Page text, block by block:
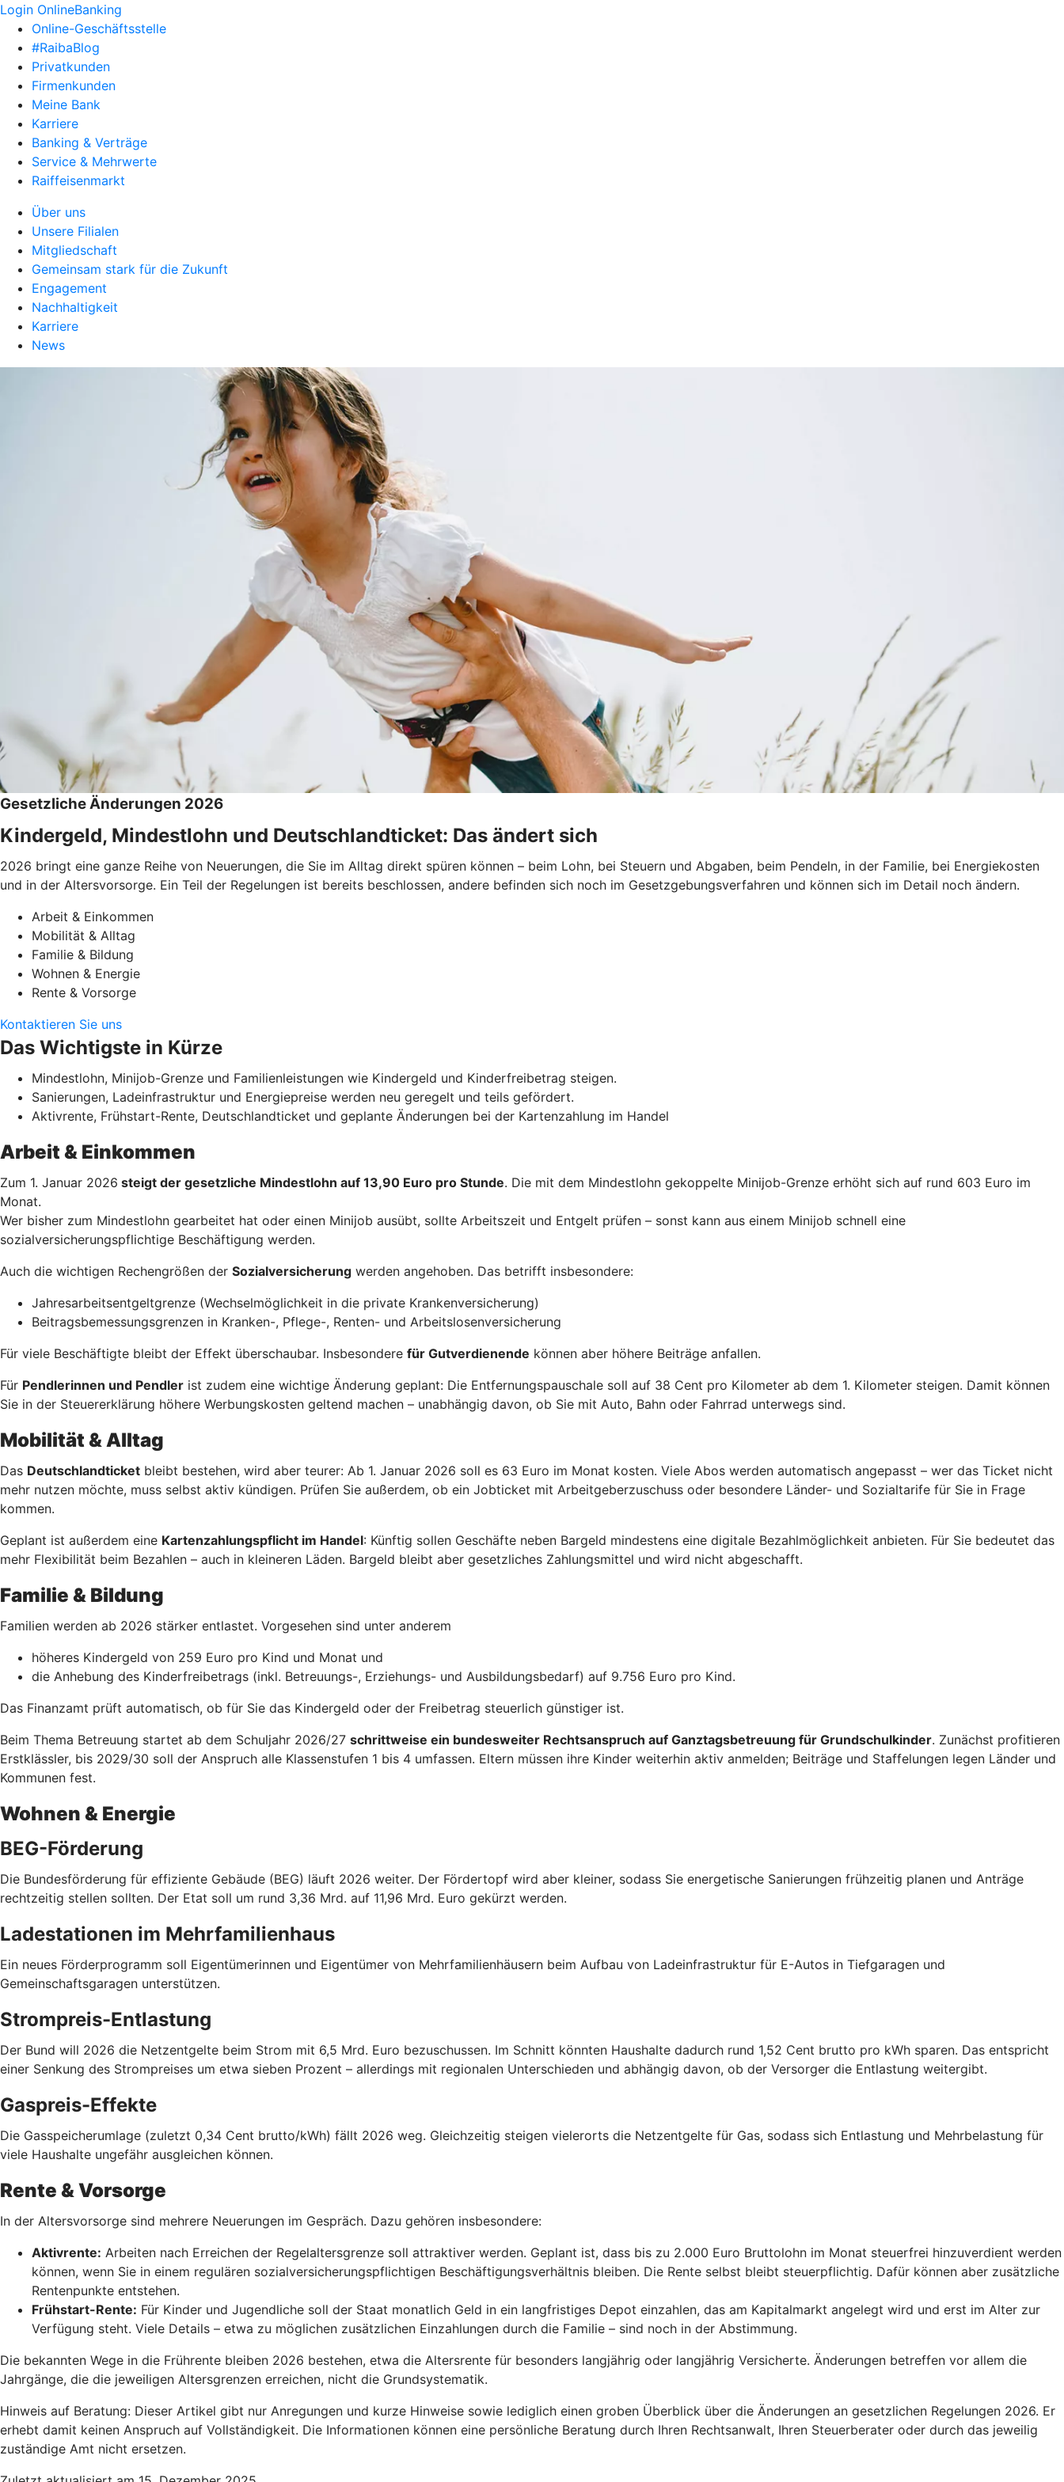
Login OnlineBanking
Online-Geschäftsstelle
#RaibaBlog
Privatkunden
Firmenkunden
Meine Bank
Karriere
Banking & Verträge
Service & Mehrwerte
Raiffeisenmarkt
Über uns
Unsere Filialen
Mitgliedschaft
Gemeinsam stark für die Zukunft
Engagement
Nachhaltigkeit
Karriere
News
Gesetzliche Änderungen 2026
Kindergeld, Mindestlohn und Deutschlandticket: Das ändert sich
2026 bringt eine ganze Reihe von Neuerungen, die Sie im Alltag direkt spüren können – beim Lohn, bei Steuern und Abgaben, beim Pendeln, in der Familie, bei Energiekosten
und in der Altersvorsorge. Ein Teil der Regelungen ist bereits beschlossen, andere befinden sich noch im Gesetzgebungsverfahren und können sich im Detail noch ändern.
Arbeit & Einkommen
Mobilität & Alltag
Familie & Bildung
Wohnen & Energie
Rente & Vorsorge
Kontaktieren Sie uns
Das Wichtigste in Kürze
Mindestlohn, Minijob-Grenze und Familienleistungen wie Kindergeld und Kinderfreibetrag steigen.
Sanierungen, Ladeinfrastruktur und Energiepreise werden neu geregelt und teils gefördert.
Aktivrente, Frühstart-Rente, Deutschlandticket und geplante Änderungen bei der Kartenzahlung im Handel
Arbeit & Einkommen
Zum 1. Januar 2026 steigt der gesetzliche Mindestlohn auf 13,90 Euro pro Stunde. Die mit dem Mindestlohn gekoppelte Minijob-Grenze erhöht sich auf rund 603 Euro im
Monat.
Wer bisher zum Mindestlohn gearbeitet hat oder einen Minijob ausübt, sollte Arbeitszeit und Entgelt prüfen – sonst kann aus einem Minijob schnell eine
sozialversicherungspflichtige Beschäftigung werden.
Auch die wichtigen Rechengrößen der Sozialversicherung werden angehoben. Das betrifft insbesondere:
Jahresarbeitsentgeltgrenze (Wechselmöglichkeit in die private Krankenversicherung)
Beitragsbemessungsgrenzen in Kranken-, Pflege-, Renten- und Arbeitslosenversicherung
Für viele Beschäftigte bleibt der Effekt überschaubar. Insbesondere für Gutverdienende können aber höhere Beiträge anfallen.
Für Pendlerinnen und Pendler ist zudem eine wichtige Änderung geplant: Die Entfernungspauschale soll auf 38 Cent pro Kilometer ab dem 1. Kilometer steigen. Damit können
Sie in der Steuererklärung höhere Werbungskosten geltend machen – unabhängig davon, ob Sie mit Auto, Bahn oder Fahrrad unterwegs sind.
Mobilität & Alltag
Das Deutschlandticket bleibt bestehen, wird aber teurer: Ab 1. Januar 2026 soll es 63 Euro im Monat kosten. Viele Abos werden automatisch angepasst – wer das Ticket nicht
mehr nutzen möchte, muss selbst aktiv kündigen. Prüfen Sie außerdem, ob ein Jobticket mit Arbeitgeberzuschuss oder besondere Länder- und Sozialtarife für Sie in Frage
kommen.
Geplant ist außerdem eine Kartenzahlungspflicht im Handel: Künftig sollen Geschäfte neben Bargeld mindestens eine digitale Bezahlmöglichkeit anbieten. Für Sie bedeutet das
mehr Flexibilität beim Bezahlen – auch in kleineren Läden. Bargeld bleibt aber gesetzliches Zahlungsmittel und wird nicht abgeschafft.
Familie & Bildung
Familien werden ab 2026 stärker entlastet. Vorgesehen sind unter anderem
höheres Kindergeld von 259 Euro pro Kind und Monat und
die Anhebung des Kinderfreibetrags (inkl. Betreuungs-, Erziehungs- und Ausbildungsbedarf) auf 9.756 Euro pro Kind.
Das Finanzamt prüft automatisch, ob für Sie das Kindergeld oder der Freibetrag steuerlich günstiger ist.
Beim Thema Betreuung startet ab dem Schuljahr 2026/27 schrittweise ein bundesweiter Rechtsanspruch auf Ganztagsbetreuung für Grundschulkinder. Zunächst profitieren
Erstklässler, bis 2029/30 soll der Anspruch alle Klassenstufen 1 bis 4 umfassen. Eltern müssen ihre Kinder weiterhin aktiv anmelden; Beiträge und Staffelungen legen Länder und
Kommunen fest.
Wohnen & Energie
BEG-Förderung
Die Bundesförderung für effiziente Gebäude (BEG) läuft 2026 weiter. Der Fördertopf wird aber kleiner, sodass Sie energetische Sanierungen frühzeitig planen und Anträge
rechtzeitig stellen sollten. Der Etat soll um rund 3,36 Mrd. auf 11,96 Mrd. Euro gekürzt werden.
Ladestationen im Mehrfamilienhaus
Ein neues Förderprogramm soll Eigentümerinnen und Eigentümer von Mehrfamilienhäusern beim Aufbau von Ladeinfrastruktur für E-Autos in Tiefgaragen und
Gemeinschaftsgaragen unterstützen.
Strompreis-Entlastung
Der Bund will 2026 die Netzentgelte beim Strom mit 6,5 Mrd. Euro bezuschussen. Im Schnitt könnten Haushalte dadurch rund 1,52 Cent brutto pro kWh sparen. Das entspricht
einer Senkung des Strompreises um etwa sieben Prozent – allerdings mit regionalen Unterschieden und abhängig davon, ob der Versorger die Entlastung weitergibt.
Gaspreis-Effekte
Die Gasspeicherumlage (zuletzt 0,34 Cent brutto/kWh) fällt 2026 weg. Gleichzeitig steigen vielerorts die Netzentgelte für Gas, sodass sich Entlastung und Mehrbelastung für
viele Haushalte ungefähr ausgleichen können.
Rente & Vorsorge
In der Altersvorsorge sind mehrere Neuerungen im Gespräch. Dazu gehören insbesondere:
Aktivrente: Arbeiten nach Erreichen der Regelaltersgrenze soll attraktiver werden. Geplant ist, dass bis zu 2.000 Euro Bruttolohn im Monat steuerfrei hinzuverdient werden
können, wenn Sie in einem regulären sozialversicherungspflichtigen Beschäftigungsverhältnis bleiben. Die Rente selbst bleibt steuerpflichtig. Dafür können aber zusätzliche
Rentenpunkte entstehen.
Frühstart-Rente: Für Kinder und Jugendliche soll der Staat monatlich Geld in ein langfristiges Depot einzahlen, das am Kapitalmarkt angelegt wird und erst im Alter zur
Verfügung steht. Viele Details – etwa zu möglichen zusätzlichen Einzahlungen durch die Familie – sind noch in der Abstimmung.
Die bekannten Wege in die Frührente bleiben 2026 bestehen, etwa die Altersrente für besonders langjährig oder langjährig Versicherte. Änderungen betreffen vor allem die
Jahrgänge, die die jeweiligen Altersgrenzen erreichen, nicht die Grundsystematik.
Hinweis auf Beratung: Dieser Artikel gibt nur Anregungen und kurze Hinweise sowie lediglich einen groben Überblick über die Änderungen an gesetzlichen Regelungen 2026. Er
erhebt damit keinen Anspruch auf Vollständigkeit. Die Informationen können eine persönliche Beratung durch Ihren Rechtsanwalt, Ihren Steuerberater oder durch das jeweilig
zuständige Amt nicht ersetzen.